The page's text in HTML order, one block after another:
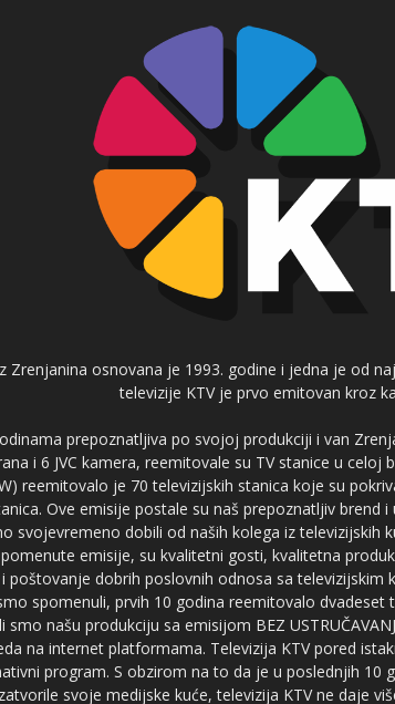
Zrenjanina osnovana je 1993. godine i jedna je od
televizije KTV je prvo emitovan kroz
prepoznatljiva po svojoj produkciji i van
i 6 JVC kamera, reemitovale su TV stanice u
reemitovalo je 70 televizijskih stanica koje su
Ove emisije postale su naš prepoznatljiv brend
svojevremeno dobili od naših kolega iz televizijskih
emisije, su kvalitetni gosti, kvalitetna
poštovanje dobrih poslovnih odnosa sa televizijskim
spomenuli, prvih 10 godina reemitovalo dvadeset
smo našu produkciju sa emisijom BEZ
na internet platformama. Televizija KTV pored
program. S obzirom na to da je u poslednjih 10
svoje medijske kuće, televizija KTV ne daje